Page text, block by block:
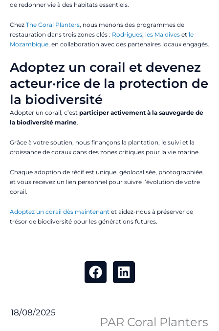
de redonner vie à des habitats essentiels.
Chez The Coral Planters, nous menons des programmes de
restauration dans trois zones clés : Rodrigues, les Maldives et le
Mozambique, en collaboration avec des partenaires locaux engagés.
Adoptez un corail et devenez
acteur·rice de la protection de
la biodiversité
Adopter un corail, c’est participer activement à la sauvegarde de
la biodiversité marine.
Grâce à votre soutien, nous finançons la plantation, le suivi et la
croissance de coraux dans des zones critiques pour la vie marine.
Chaque adoption de récif est unique, géolocalisée, photographiée,
et vous recevez un lien personnel pour suivre l’évolution de votre
corail.
Adoptez un corail dès maintenant et aidez-nous à préserver ce
trésor de biodiversité pour les générations futures.
18/08/2025
PAR Coral Planters